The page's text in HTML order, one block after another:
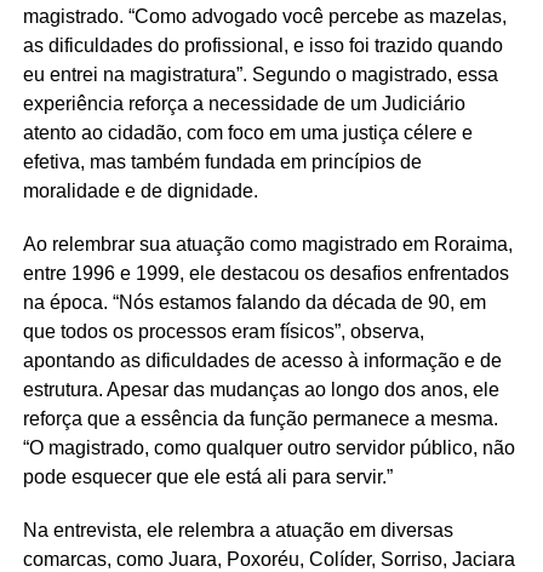
magistrado. “Como advogado você percebe as mazelas,
as dificuldades do profissional, e isso foi trazido quando
eu entrei na magistratura”. Segundo o magistrado, essa
experiência reforça a necessidade de um Judiciário
atento ao cidadão, com foco em uma justiça célere e
efetiva, mas também fundada em princípios de
moralidade e de dignidade.
Ao relembrar sua atuação como magistrado em Roraima,
entre 1996 e 1999, ele destacou os desafios enfrentados
na época. “Nós estamos falando da década de 90, em
que todos os processos eram físicos”, observa,
apontando as dificuldades de acesso à informação e de
estrutura. Apesar das mudanças ao longo dos anos, ele
reforça que a essência da função permanece a mesma.
“O magistrado, como qualquer outro servidor público, não
pode esquecer que ele está ali para servir.”
Na entrevista, ele relembra a atuação em diversas
comarcas, como Juara, Poxoréu, Colíder, Sorriso, Jaciara